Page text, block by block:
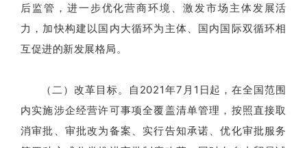
后监管，进一步优化营商环境、激发市场主体发展活
力，加快构建以国内大循环为主体、国内国际双循环相
互促进的新发展格局。
（二）改革目标。自2021年7月1日起，在全国范围
内实施涉企经营许可事项全覆盖清单管理，按照直接取
消审批、审批改为备案、实行告知承诺、优化审批服务